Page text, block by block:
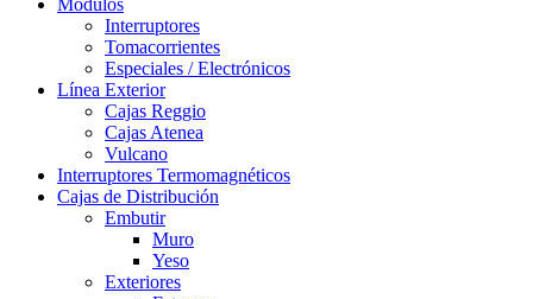
Módulos
Interruptores
Tomacorrientes
Especiales / Electrónicos
Línea Exterior
Cajas Reggio
Cajas Atenea
Vulcano
Interruptores Termomagnéticos
Cajas de Distribución
Embutir
Muro
Yeso
Exteriores